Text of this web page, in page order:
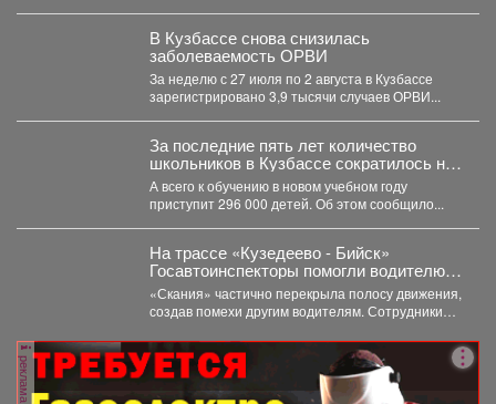
В Кузбассе снова снизилась
заболеваемость ОРВИ
За неделю с 27 июля по 2 августа в Кузбассе
зарегистрировано 3,9 тысячи случаев ОРВИ...
За последние пять лет количество
школьников в Кузбассе сократилось на
8%
А всего к обучению в новом учебном году
приступит 296 000 детей. Об этом сообщило...
На трассе «Кузедеево - Бийск»
Госавтоинспекторы помогли водителю
застрявшего в кювете грузовика.
«Скания» частично перекрыла полосу движения,
создав помехи другим водителям. Сотрудники
реклама